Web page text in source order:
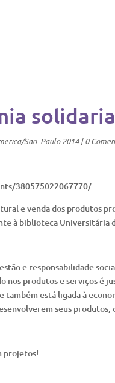
Sao_Paulo 2014|0
380575022067770/
e venda dos produtos
à biblioteca Universitária
e responsabilidade
nos produtos e serviços é
está ligada à
seus produtos,
projetos!